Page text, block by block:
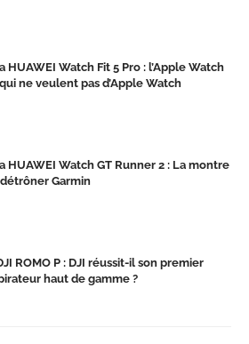
HUAWEI Watch Fit 5 Pro : l’Apple Watch
ne veulent pas d’Apple Watch
HUAWEI Watch GT Runner 2 : La montre
Garmin
ROMO P : DJI réussit-il son premier
haut de gamme ?